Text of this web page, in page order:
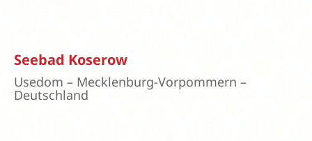
Seebad Koserow
Usedom – Mecklenburg-Vorpommern –
Deutschland